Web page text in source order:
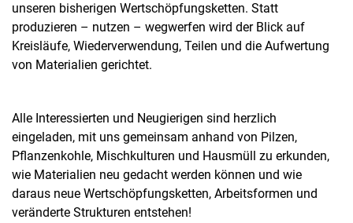
unseren bisherigen Wertschöpfungsketten. Statt
produzieren – nutzen – wegwerfen wird der Blick auf
Kreisläufe, Wiederverwendung, Teilen und die Aufwertung
von Materialien gerichtet.
Alle Interessierten und Neugierigen sind herzlich
eingeladen, mit uns gemeinsam anhand von Pilzen,
Pflanzenkohle, Mischkulturen und Hausmüll zu erkunden,
wie Materialien neu gedacht werden können und wie
daraus neue Wertschöpfungsketten, Arbeitsformen und
veränderte Strukturen entstehen!